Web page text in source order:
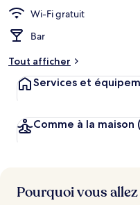
Wi-Fi gratuit
Bar
Tout afficher
Services et
Comme à la maison
Pourquoi vous